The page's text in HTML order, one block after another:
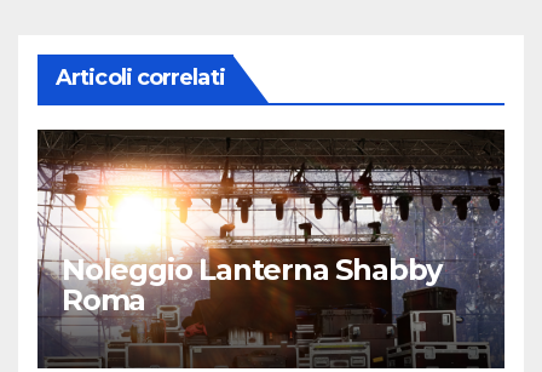
Articoli correlati
Noleggio Lanterna Shabby
Roma